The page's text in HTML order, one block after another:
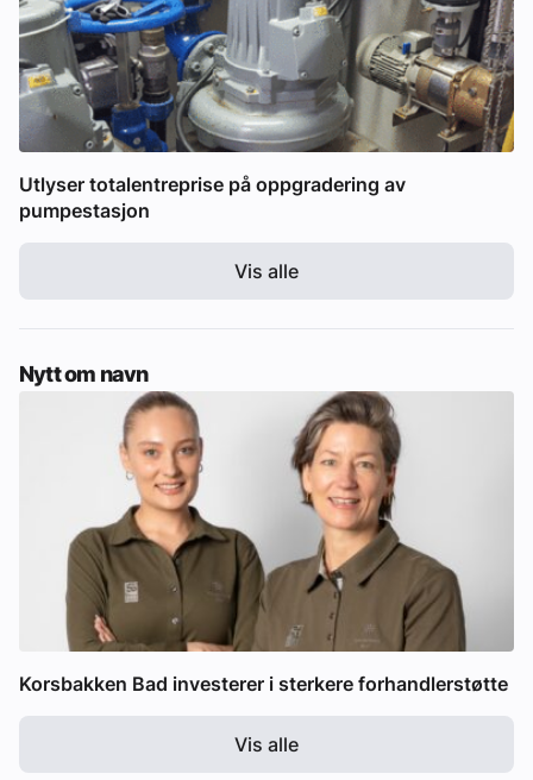
Utlyser totalentreprise på oppgradering av
pumpestasjon
Vis alle
Nytt om navn
Korsbakken Bad investerer i sterkere forhandlerstøtte
Vis alle